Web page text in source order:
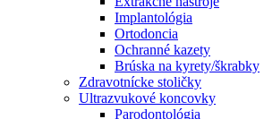
Implantológia
Ortodoncia
Ochranné kazety
Brúska na kyrety/škrabky
Zdravotnícke stoličky
Ultrazvukové koncovky
Parodontológia